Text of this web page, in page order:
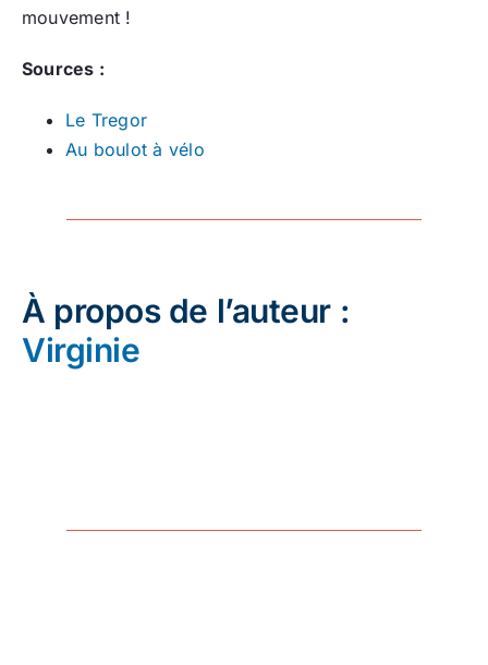
mouvement !
Sources :
Le Tregor
Au boulot à vélo
À propos de l’auteur :
Virginie